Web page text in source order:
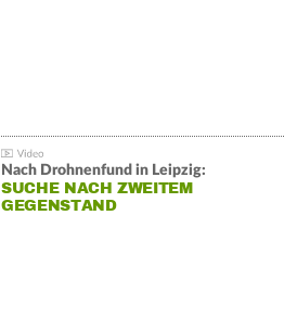
Nach Drohnenfund in Leipzig:
SUCHE NACH ZWEITEM
GEGENSTAND